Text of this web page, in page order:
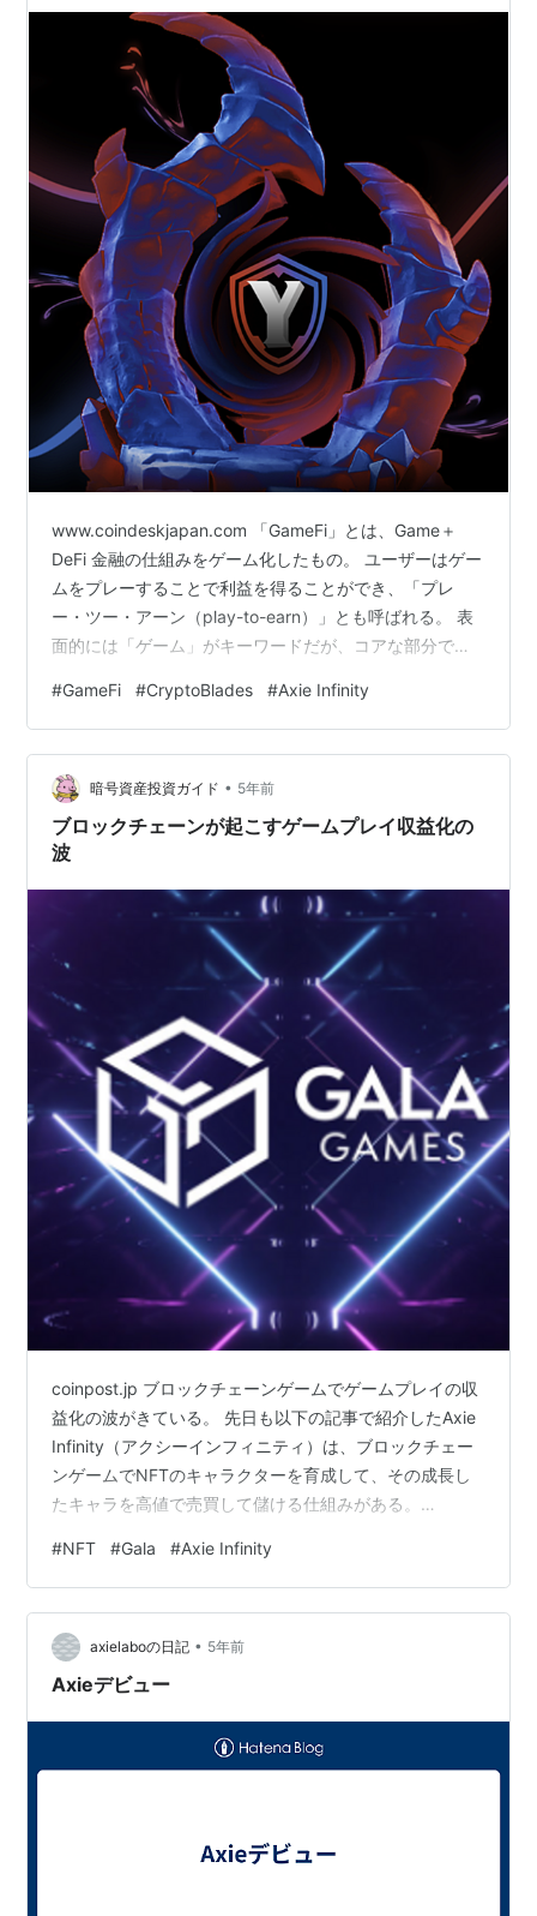
www.coindeskjapan.com 「GameFi」とは、Game＋
DeFi 金融の仕組みをゲーム化したもの。 ユーザーはゲー
ムをプレーすることで利益を得ることができ、「プレ
ー・ツー・アーン（play-to-earn）」とも呼ばれる。 表
面的には「ゲーム」がキーワードだが、コアな部分では
ス・スマート・チェーン（BSC）は1000万件以上の取引
を処理した。一方、イーサリアムは120万件だった。
BSCで取引件数が増えているのは、何が要因なのか？ そ
れは、BSC上のブロックチェーンゲーム「クリプトブレ
イズ（CryptoBlades）」に…
#GameFi #CryptoBlades #Axie Infinity
暗号資産投資ガイド • 5年前
ブロックチェーンが起こすゲームプレイ収益化の
波
coinpost.jp ブロックチェーンゲームでゲームプレイの収
益化の波がきている。 先日も以下の記事で紹介したAxie
Infinity（アクシーインフィニティ）は、ブロックチェー
ンゲームでNFTのキャラクターを育成して、その成長し
たキャラを高値で売買して儲ける仕組みがある。
GAMESも、最初からNFTでゲーム内のアイテムを所有・
資産化することを目的にブロックチェーンゲームが作ら
れており、おまけにそのインフラも分散型で作ってしま
おうというもの。 いわゆる分散型のゲームプラットフォ
ームを目指しており、最終的には保存領…
#NFT #Gala #Axie Infinity
axielaboの日記 • 5年前
Axieデビュー